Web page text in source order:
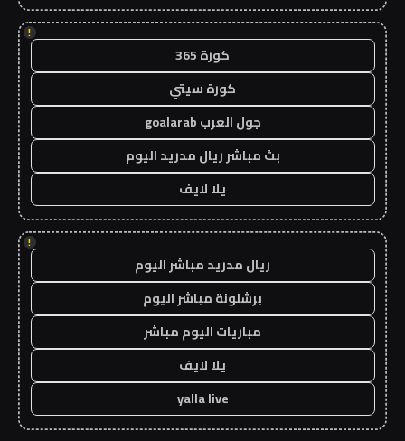
!
كورة 365
كورة سيتي
جول العرب goalarab
بث مباشر ريال مدريد اليوم
يلا لايف
!
ريال مدريد مباشر اليوم
برشلونة مباشر اليوم
مباريات اليوم مباشر
يلا لايف
yalla live